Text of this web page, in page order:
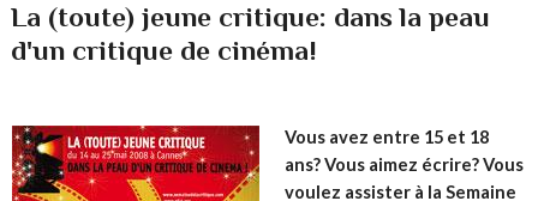
La (toute) jeune critique: dans la peau
d'un critique de cinéma!
Vous avez entre 15 et 18
ans? Vous aimez écrire? Vous
voulez assister à la Semaine